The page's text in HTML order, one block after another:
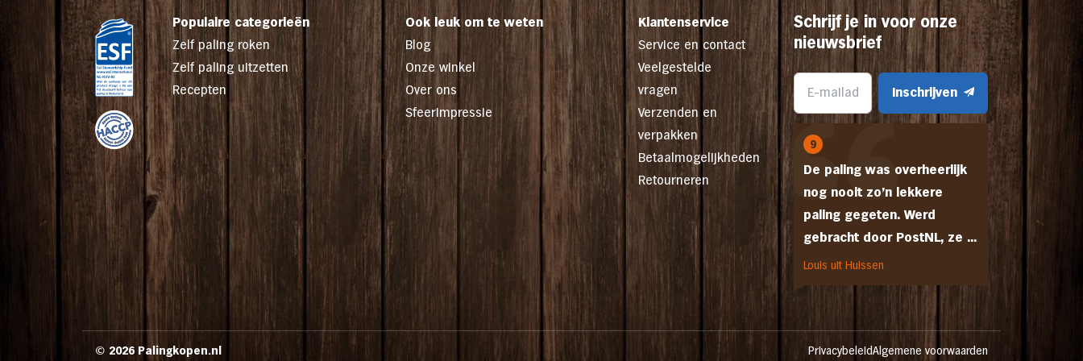
Populaire categorieën
Zelf paling roken
Zelf paling uitzetten
Recepten
Ook leuk om te weten
Blog
Onze winkel
Over ons
Sfeerimpressie
Klantenservice
Service en contact
Veelgestelde
vragen
Verzenden en
verpakken
Betaalmogelijkheden
Retourneren
Schrijf je in voor onze
nieuwsbrief
Inschrijven
9
De paling was overheerlijk
nog nooit zo'n lekkere
paling gegeten. Werd
gebracht door PostNL, ze ...
Louis uit Huissen
© 2026 Palingkopen.nl PrivacybeleidAlgemene voorwaarden